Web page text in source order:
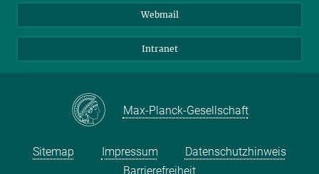
YouTube
Webmail
Intranet
Max-Planck-Gesellschaft
Sitemap Impressum
Datenschutzhinweis
Barrierefreiheit